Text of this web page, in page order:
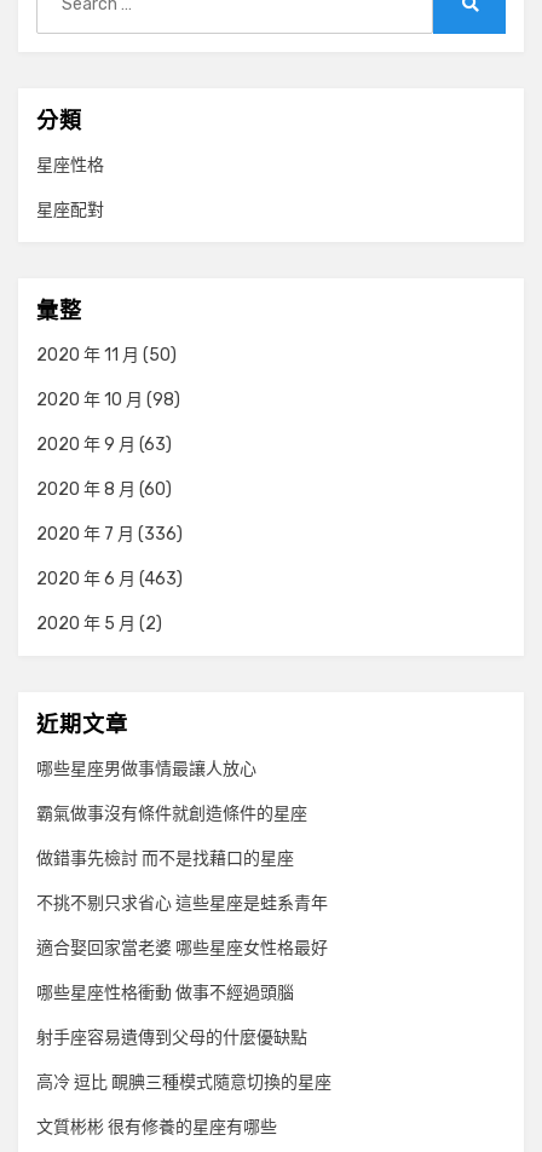
for:
分類
星座性格
星座配對
彙整
2020 年 11 月 (50)
2020 年 10 月 (98)
2020 年 9 月 (63)
2020 年 8 月 (60)
2020 年 7 月 (336)
2020 年 6 月 (463)
2020 年 5 月 (2)
近期文章
哪些星座男做事情最讓人放心
霸氣做事沒有條件就創造條件的星座
做錯事先檢討 而不是找藉口的星座
不挑不剔只求省心 這些星座是蛙系青年
適合娶回家當老婆 哪些星座女性格最好
哪些星座性格衝動 做事不經過頭腦
射手座容易遺傳到父母的什麼優缺點
高冷 逗比 靦腆三種模式隨意切換的星座
文質彬彬 很有修養的星座有哪些